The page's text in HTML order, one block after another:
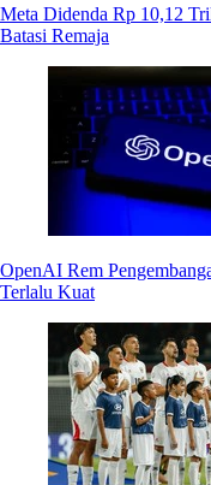
Meta Didenda Rp 10,12
Batasi Remaja
OpenAI Rem
Terlalu Kuat